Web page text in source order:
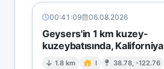
00:41:09 06.08.2026
Geysers'in 1 km kuzey-
kuzeybatısında, Kaliforniya
1.8 km I 38.78, -122.76